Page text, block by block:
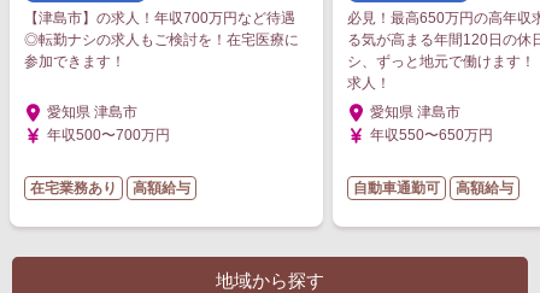
【津島市】の求人！年収700万円など待遇
◎転勤ナシの求人もご検討を！在宅医療に
参加できます！
愛知県 津島市
年収500〜700万円
在宅業務あり 高額給与
必見！最高650万円の高年収
る気が高まる年間120日の休
シ、ずっと地元で働けます！
求人！
愛知県 津島市
年収550〜650万円
自動車通勤可 高額給与
地域から探す